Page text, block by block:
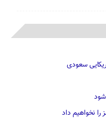
سعودی
نخواهیم داد